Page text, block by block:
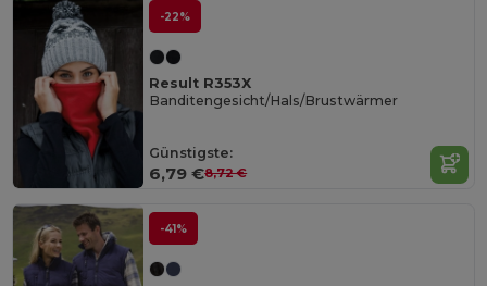
-22%
Result R353X
Banditengesicht/Hals/Brustwärmer
Günstigste:
6,79 €8,72 €
-41%